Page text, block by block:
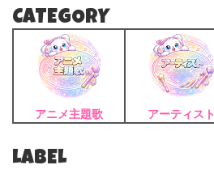
CATEGORY
アニメ主題歌 アーティスト
LABEL